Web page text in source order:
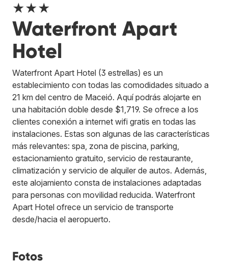
★★★
Waterfront Apart
Hotel
Waterfront Apart Hotel (3 estrellas) es un
establecimiento con todas las comodidades situado a
21 km del centro de Maceió. Aquí podrás alojarte en
una habitación doble desde $1,719. Se ofrece a los
clientes conexión a internet wifi gratis en todas las
instalaciones. Estas son algunas de las características
más relevantes: spa, zona de piscina, parking,
estacionamiento gratuito, servicio de restaurante,
climatización y servicio de alquiler de autos. Además,
este alojamiento consta de instalaciones adaptadas
para personas con movilidad reducida. Waterfront
Apart Hotel ofrece un servicio de transporte
desde/hacia el aeropuerto.
Fotos